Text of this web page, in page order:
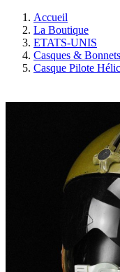
Accueil
La Boutique
ETATS-UNIS
Casques &
Casque Pilote